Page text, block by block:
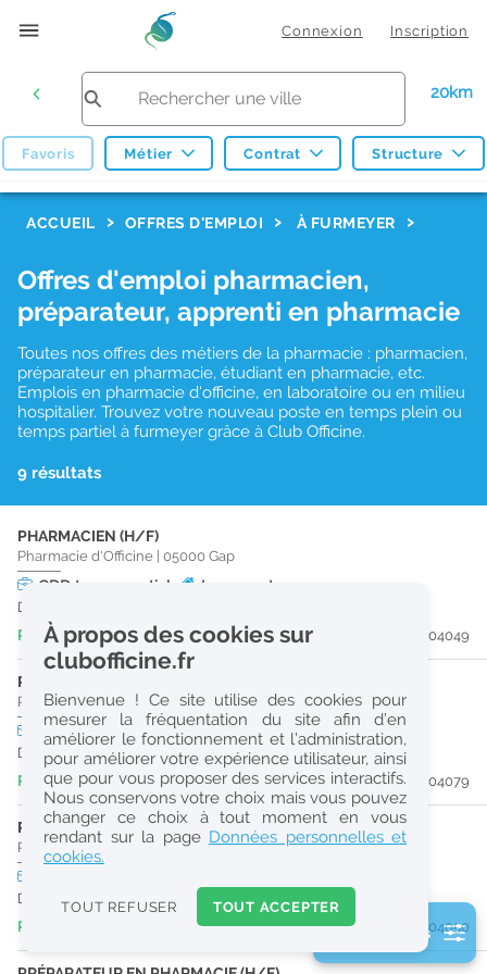
Connexion Inscription
20km
Favoris Métier Contrat Structure
Réinitialiser
2
0
k
Consulter les offres de la France d'outre-mer
ACCUEIL OFFRES D'EMPLOI À FURMEYER
Offres d'emploi pharmacien,
préparateur, apprenti en pharmacie
Toutes nos offres des métiers de la pharmacie : pharmacien,
préparateur en pharmacie, étudiant en pharmacie, etc.
Emplois en pharmacie d'officine, en laboratoire ou en milieu
hospitalier. Trouvez votre nouveau poste en temps plein ou
temps partiel à furmeyer grâce à Club Officine.
9 résultats
PHARMACIEN (H/F)
Pharmacie d'Officine 05000 Gap
CDD temps partiel Logement
Du 24/08/26 au 28/08/26
Publiée il y a 7 jour(s)
#204049
PHARMACIEN (H/F)
Pharmacie d'Officine|05000 Gap
CDD temps plein
Du 14/10/26 au 14/03/27
Publiée il y a 7 jour(s)
#204079
PHARMACIEN (H/F)
Pharmacie d'Officine 05000 Gap
Du 16/09/26 au 17/09/26
Publiée il y a 7 jour(s)
#204050
2 filtre(s) actifs
À propos des cookies sur
clubofficine.fr
Bienvenue ! Ce site utilise des cookies pour
mesurer la fréquentation du site afin d’en
améliorer le fonctionnement et l’administration,
pour améliorer votre expérience utilisateur, ainsi
que pour vous proposer des services interactifs.
Nous conservons votre choix mais vous pouvez
changer ce choix à tout moment en vous
rendant sur la page Données personnelles et
cookies.
TOUT REFUSER TOUT ACCEPTER